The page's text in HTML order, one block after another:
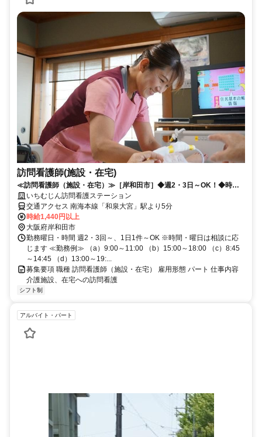
訪問看護師(施設・在宅)
≪訪問看護師（施設・在宅）≫［岸和田市］◆週2・3日～OK！◆時
間・シフトは柔軟に対応します！
いちむじん訪問看護ステーション
交通アクセス 南海本線「和泉大宮」駅より5分
時給1,440円以上
大阪府岸和田市
勤務曜日・時間 週2・3回～、1日1件～OK ※時間・曜日は相談に応
じます ≪勤務例≫ （a）9:00～11:00 （b）15:00～18:00 （c）8:45
～14:45 （d）13:00～19:...
募集要項 職種 訪問看護師（施設・在宅） 雇用形態 パート 仕事内容
介護施設、在宅への訪問看護
シフト制
アルバイト・パート